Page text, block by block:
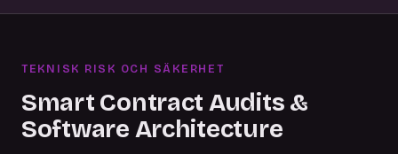
TEKNISK RISK OCH SÄKERHET
Smart Contract Audits &
Software Architecture